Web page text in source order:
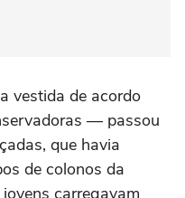
vestida de acordo
— passou
que havia
de colonos da
carregavam